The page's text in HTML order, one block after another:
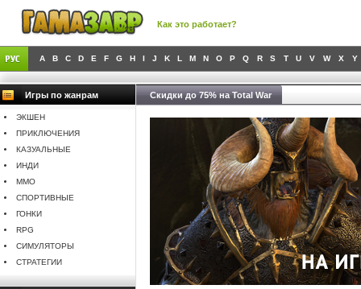
Как это работает?
A B C D E F G H I J K L M N O P Q R S T U V W X Y
Игры по жанрам
ЭКШЕН
ПРИКЛЮЧЕНИЯ
КАЗУАЛЬНЫЕ
ИНДИ
MMO
СПОРТИВНЫЕ
ГОНКИ
RPG
СИМУЛЯТОРЫ
СТРАТЕГИИ
Скидки до 75% на Total War